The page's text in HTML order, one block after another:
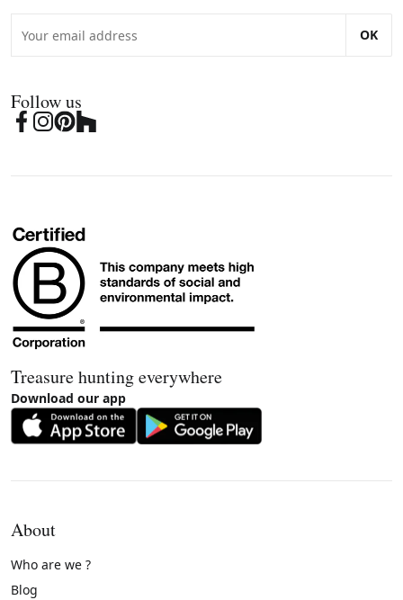
OK
Follow us
Treasure hunting everywhere
Download our app
About
Who are we ?
Blog